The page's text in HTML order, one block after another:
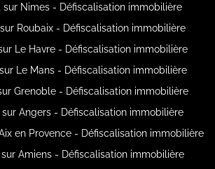
sur Nimes - Défiscalisation immobilière
Roubaix - Défiscalisation immobilière
Le Havre - Défiscalisation immobilière
Le Mans - Défiscalisation immobilière
Grenoble - Défiscalisation immobilière
sur Angers - Défiscalisation immobilière
en Provence - Défiscalisation immobilière
Amiens - Défiscalisation immobilière